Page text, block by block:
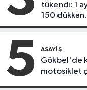
tükendi: 1
150 dükkan
kapandı
5 ASAYIŞ
Gökbel'de
motosiklet